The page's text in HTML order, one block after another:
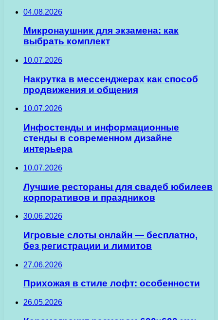
04.08.2026
Микронаушник для экзамена: как
выбрать комплект
10.07.2026
Накрутка в мессенджерах как способ
продвижения и общения
10.07.2026
Инфостенды и информационные
стенды в современном дизайне
интерьера
10.07.2026
Лучшие рестораны для свадеб юбилеев
корпоративов и праздников
30.06.2026
Игровые слоты онлайн — бесплатно,
без регистрации и лимитов
27.06.2026
Прихожая в стиле лофт: особенности
26.05.2026